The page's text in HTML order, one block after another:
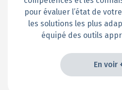
pour évaluer l’état de
les solutions les plus
équipé des outils
En voir